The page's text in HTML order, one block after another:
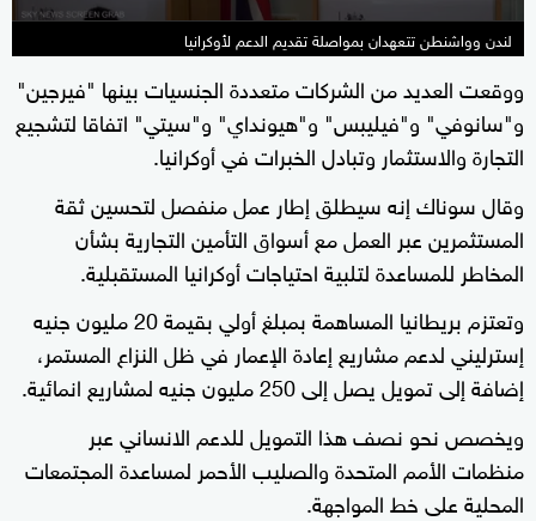
لندن وواشنطن تتعهدان بمواصلة تقديم الدعم لأوكرانيا
ووقعت العديد من الشركات متعددة الجنسيات بينها "فيرجين"
و"سانوفي" و"فيليبس" و"هيونداي" و"سيتي" اتفاقا لتشجيع
التجارة والاستثمار وتبادل الخبرات في أوكرانيا.
وقال سوناك إنه سيطلق إطار عمل منفصل لتحسين ثقة
المستثمرين عبر العمل مع أسواق التأمين التجارية بشأن
المخاطر للمساعدة لتلبية احتياجات أوكرانيا المستقبلية.
وتعتزم بريطانيا المساهمة بمبلغ أولي بقيمة 20 مليون جنيه
إسترليني لدعم مشاريع إعادة الإعمار في ظل النزاع المستمر،
إضافة إلى تمويل يصل إلى 250 مليون جنيه لمشاريع انمائية.
ويخصص نحو نصف هذا التمويل للدعم الانساني عبر
منظمات الأمم المتحدة والصليب الأحمر لمساعدة المجتمعات
المحلية على خط المواجهة.